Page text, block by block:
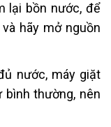
lại bồn nước, để
hãy mở nguồn
nước, máy giặt
thường, nên